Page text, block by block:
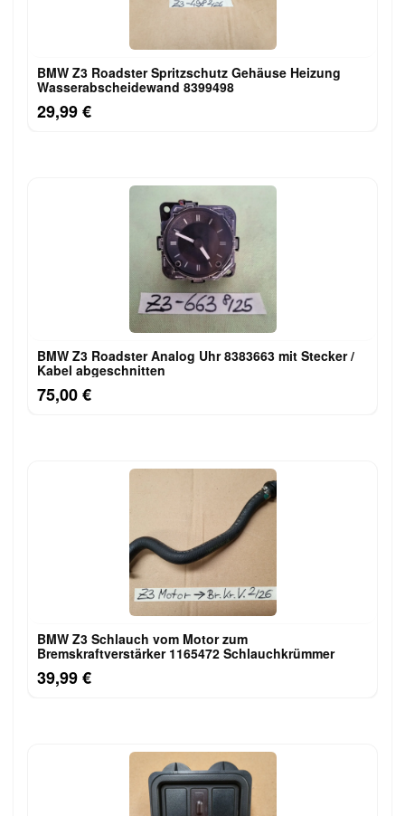
BMW Z3 Roadster Spritzschutz Gehäuse Heizung
Wasserabscheidewand 8399498
29,99 €
BMW Z3 Roadster Analog Uhr 8383663 mit Stecker /
Kabel abgeschnitten
75,00 €
BMW Z3 Schlauch vom Motor zum
Bremskraftverstärker 1165472 Schlauchkrümmer
39,99 €